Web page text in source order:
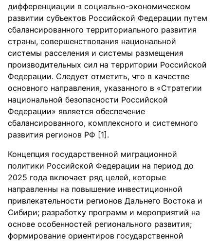
дифференциации в социально-экономическом
развитии субъектов Российской Федерации путем
сбалансированного территориального развития
страны, совершенствования национальной
системы расселения и системы размещения
производительных сил на территории Российской
Федерации. Следует отметить, что в качестве
основного направления, указанного в «Стратегии
национальной безопасности Российской
Федерации» является обеспечение
сбалансированного, комплексного и системного
развития регионов РФ [1].
Концепция государственной миграционной
политики Российской Федерации на период до
2025 года включает ряд целей, которые
направленны на повышение инвестиционной
привлекательности регионов Дальнего Востока и
Сибири; разработку программ и мероприятий на
основе особенностей регионального развития;
формирование ориентиров государственной